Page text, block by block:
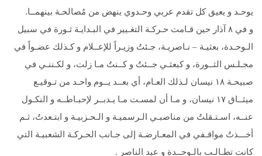
يوحـد و يعيق كل تقدم عربي وحـدوي ينهض من مُصالحـة بينهمــا.
و في ٨ آذار حين قـامت حـركـة التغـيير في البـدايـة ثـورة في سبيل
الـوحـدة، بعثيـة – نـاصريـة، جـئتُ وزيـراً للإعــلام و كـذلك عضـواً في
مجـلـس الثــورة، و كبعثـي جــئتُ و كــنتُ مـا زلت، و لكـننـي في
صبيحـة ۱٨ نيسان لـذلك العـام، أي بعــد يــوم واحـد من تـوقيـع
ميثــاق ۱۷ نيسان، و مـا أن لمسـت مـا يـدبــر لإحبـاطــه و النكـول
عنــه، اسـتـقلتُ من مناصبـي الـرسميـة و الـحـزبيـة و ابتـعدتُ، ثـم
أخـــذتُ مواقـفي في المعـارضـة إلى جـانب الحـركـة الشعبيـة التي
كانت تطـالـب بالـوحــدة و عبد الناصر .